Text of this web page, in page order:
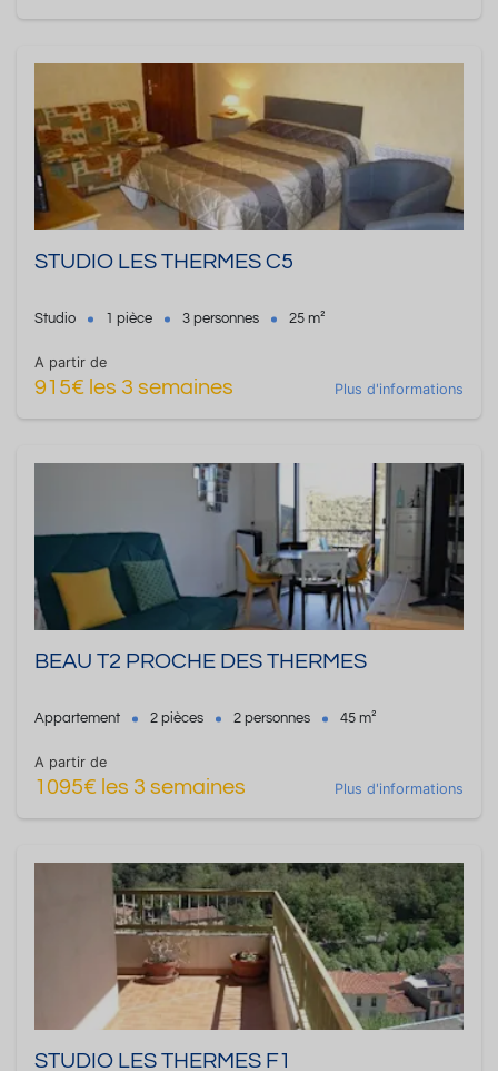
STUDIO LES THERMES C5
Studio 1 pièce 3 personnes 25 m²
A partir de
915€ les 3 semaines Plus d'informations
BEAU T2 PROCHE DES THERMES
Appartement 2 pièces 2 personnes 45 m²
A partir de
1095€ les 3 semaines Plus d'informations
STUDIO LES THERMES F1